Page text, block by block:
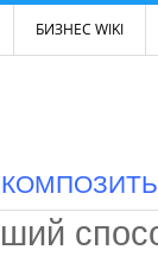
БИЗНЕС WIKI